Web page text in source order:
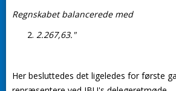
Regnskabet balancerede med
2.267,63."
Her besluttedes det ligeledes for første